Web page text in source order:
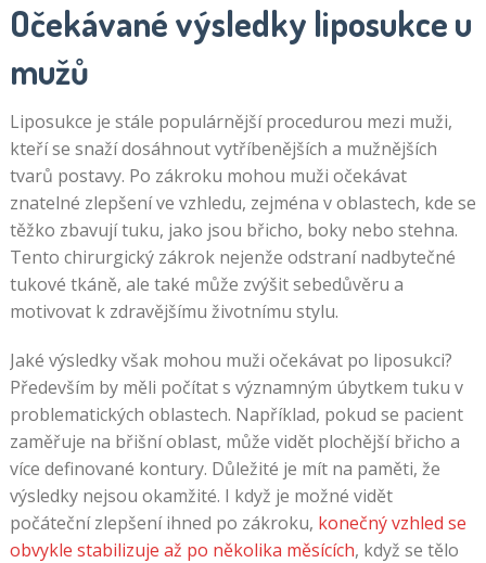
Očekávané výsledky liposukce u
mužů
Liposukce je stále populárnější procedurou mezi muži,
kteří se snaží dosáhnout vytříbenějších a mužnějších
tvarů postavy. Po zákroku mohou muži očekávat
znatelné zlepšení ve vzhledu, zejména v oblastech, kde se
těžko zbavují tuku, jako jsou břicho, boky nebo stehna.
Tento chirurgický zákrok nejenže odstraní nadbytečné
tukové tkáně, ale také může zvýšit sebedůvěru a
motivovat k zdravějšímu životnímu stylu.
Jaké výsledky však mohou muži očekávat po liposukci?
Především by měli počítat s významným úbytkem tuku v
problematických oblastech. Například, pokud se pacient
zaměřuje na břišní oblast, může vidět plochější břicho a
více definované kontury. Důležité je mít na paměti, že
výsledky nejsou okamžité. I když je možné vidět
počáteční zlepšení ihned po zákroku, konečný vzhled se
obvykle stabilizuje až po několika měsících, když se tělo